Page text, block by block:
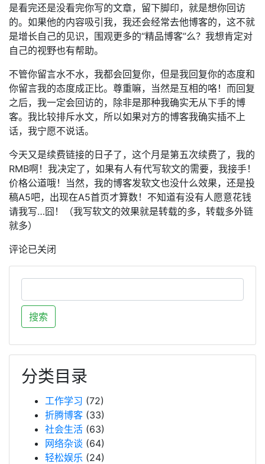
是看完还是没看完你写的文章，留下脚印，就是想你回访
的。如果他的内容吸引我，我还会经常去他博客的，这不就
是增长自己的见识，围观更多的“精品博客”么？我想肯定对
自己的视野也有帮助。
不管你留言水不水，我都会回复你，但是我回复你的态度和
你留言我的态度成正比。尊重嘛，当然是互相的咯！而回复
之后，我一定会回访的，除非是那种我确实无从下手的博
客。我比较排斥水文，所以如果对方的博客我确实插不上
话，我宁愿不说话。
今天又是续费链接的日子了，这个月是第五次续费了，我的
RMB啊！我决定了，如果有人有代写软文的需要，我接手！
价格公道哦！当然，我的博客发软文也没什么效果，还是投
稿A5吧，出现在A5首页才算数！不知道有没有人愿意花钱
请我写…囧！（我写软文的效果就是转载的多，转载多外链
就多）
评论已关闭
分类目录
工作学习 (72)
折腾博客 (33)
社会生活 (63)
网络杂谈 (64)
轻松娱乐 (24)